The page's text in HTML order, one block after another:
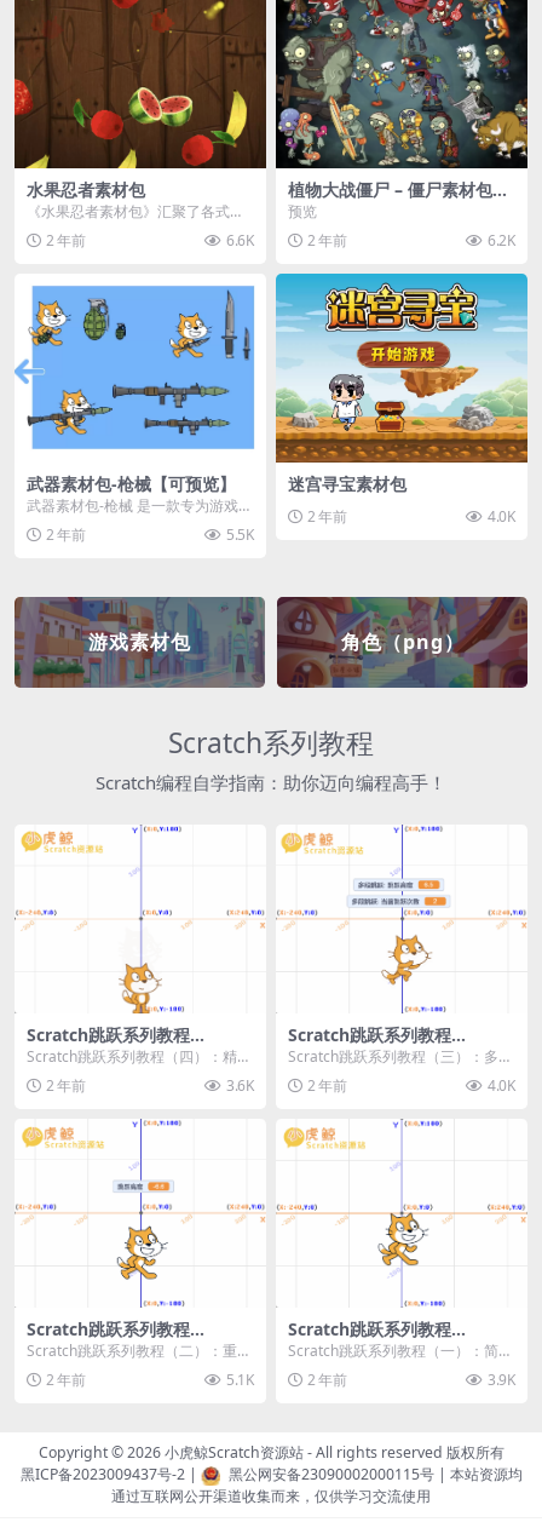
水果忍者素材包
《水果忍者素材包》汇聚了各式鲜
美诱人的水果图像与清脆悦耳的切
割音效，专为追求极致...
2 年前 6.6K
植物大战僵尸 – 僵尸素材包
【可预览】
预览
2 年前
6.2K
武器素材包-枪械【可预览】
武器素材包-枪械 是一款专为游戏开
发者和创作者设计的素材包，包含
多种高质量的枪械...
2 年前 5.5K
迷宫寻宝素材包
2 年前 4.0K
游戏素材包 角色（png）
Scratch系列教程
Scratch编程自学指南：助你迈向编程高手！
Scratch跳跃系列教程
（四）：精准着陆
Scratch跳跃系列教程（四）：精准
着陆 作者：小虎鲸Scratch资源站
... 2 年前 3.6K
Scratch跳跃系列教程
（三）：多段跳跃
Scratch跳跃系列教程（三）：多段
跳跃 作者：小虎鲸Scratch资源站
连...2 年前 4.0K
Scratch跳跃系列教程
（二）：重力跳跃
Scratch跳跃系列教程（二）：重力
跳跃 作者：小虎鲸Scratch资源站
按...2 年前 5.1K
Scratch跳跃系列教程
（一）：简单跳跃
Scratch跳跃系列教程（一）：简单
跳跃 作者：小虎鲸Scratch资源站
按...2 年前 3.9K
Copyright © 2026小虎鲸Scratch资源站- All rights reserved 版权所有
黑ICP备2023009437号-2| 黑公网安备23090002000115号| 本站资源均
通过互联网公开渠道收集而来，仅供学习交流使用